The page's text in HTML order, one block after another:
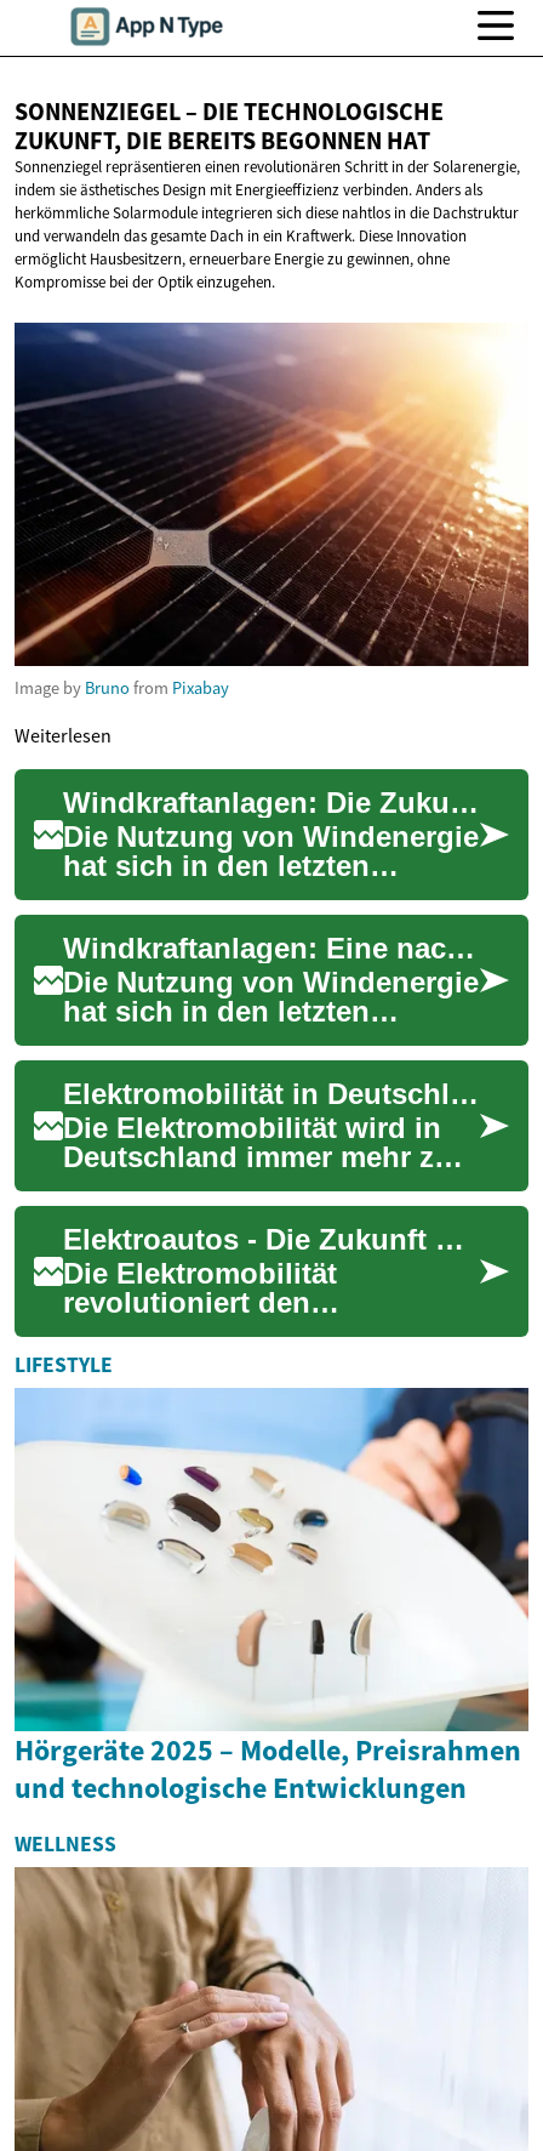
SONNENZIEGEL – DIE TECHNOLOGISCHE
ZUKUNFT, DIE BEREITSBEGONNEN HAT
Sonnenziegel repräsentieren einen revolutionären Schritt in der Solarenergie,
indem sie ästhetisches Design mit Energieeffizienz verbinden. Anders als
herkömmliche Solarmodule integrieren sich diese nahtlos in die Dachstruktur
und verwandeln das gesamte Dach in ein Kraftwerk. Diese Innovation
ermöglicht Hausbesitzern, erneuerbare Energie zu gewinnen, ohne
Kompromisse bei der Optik einzugehen.
Image by Bruno from Pixabay
Weiterlesen
Windkraftanlagen: Die Zukunft der erneuerbaren Energiegewinnung
Die Nutzung von Windenergie
hat sich in den letzten
Jahrzehnten zu einer der
wichtigsten Säulen der
erneuerbaren Ener...
Windkraftanlagen: Eine nachhaltige Energiequelle für die Zukunft
Die Nutzung von Windenergie
hat sich in den letzten
Jahrzehnten zu einer der
wichtigsten Säulen der
erneuerbaren Ener...
Elektromobilität in Deutschland: Autos der Zukunft
Die Elektromobilität wird in
Deutschland immer mehr zur
Schlüsseltechnologie der
Verkehrswende. Mit
wachsender Modell...
Elektroautos - Die Zukunft der Mobilität
Die Elektromobilität
revolutioniert den
Verkehrssektor und gewinnt
in Deutschland zunehmend
an Bedeutung. Immer mehr ...
LIFESTYLE
Hörgeräte 2025 – Modelle, Preisrahmen
und technologische Entwicklungen
WELLNESS